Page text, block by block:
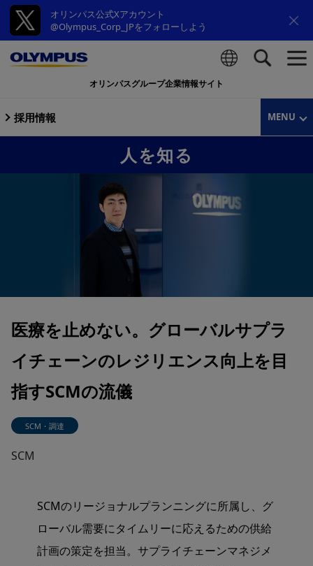
オリンパス公式Xアカウント
@Olympus_Corp_JPをフォローしよう
オリンパスグループ企業情報サイト
採用情報 MENU
人を知る
医療を止めない。グローバルサプラ
イチェーンのレジリエンス向上を目
指すSCMの流儀
SCM・調達
SCM
SCMのリージョナルプランニングに所属し、グ
ローバル需要にタイムリーに応えるための供給
計画の策定を担当。サプライチェーンマネジメ